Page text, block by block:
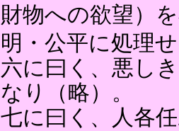
財物への欲望）
明・公平に処理
六に曰く、悪し
なり（略）。
七に曰く、人各任